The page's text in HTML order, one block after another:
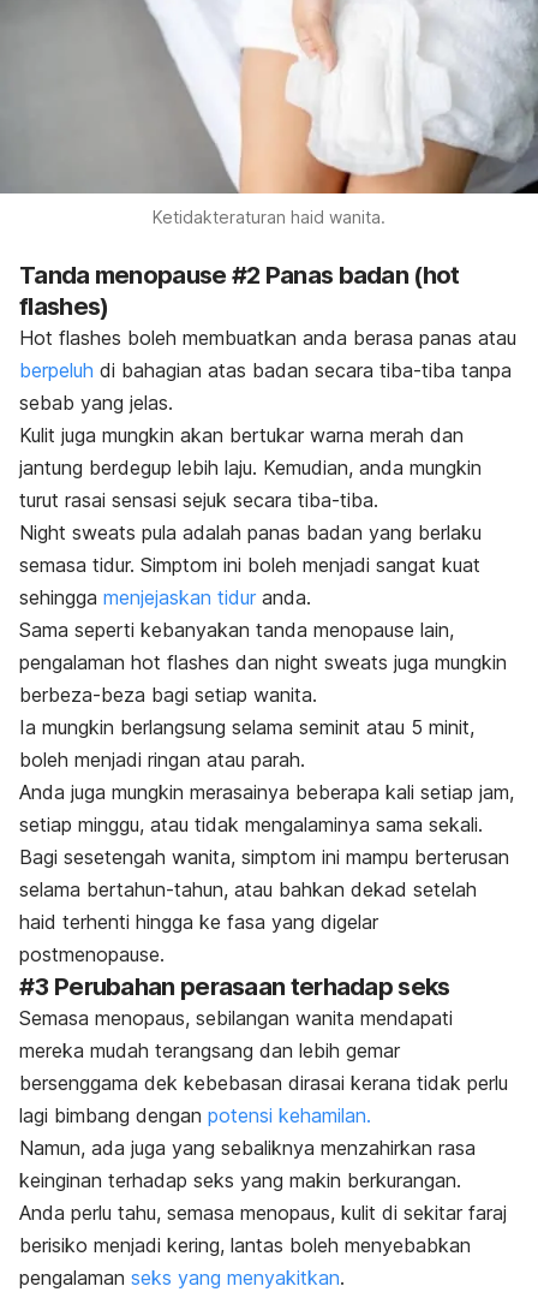
Ketidakteraturan haid wanita.
Tanda menopause #2 Panas badan (hot
flashes)
Hot flashes boleh membuatkan anda berasa panas atau
berpeluh di bahagian atas badan secara tiba-tiba tanpa
sebab yang jelas.
Kulit juga mungkin akan bertukar warna merah dan
jantung berdegup lebih laju. Kemudian, anda mungkin
turut rasai sensasi sejuk secara tiba-tiba.
Night sweats pula adalah panas badan yang berlaku
semasa tidur. Simptom ini boleh menjadi sangat kuat
sehingga menjejaskan tidur anda.
Sama seperti kebanyakan tanda menopause lain,
pengalaman hot flashes dan night sweats juga mungkin
berbeza-beza bagi setiap wanita.
Ia mungkin berlangsung selama seminit atau 5 minit,
boleh menjadi ringan atau parah.
Anda juga mungkin merasainya beberapa kali setiap jam,
setiap minggu, atau tidak mengalaminya sama sekali.
Bagi sesetengah wanita, simptom ini mampu berterusan
selama bertahun-tahun, atau bahkan dekad setelah
haid terhenti hingga ke fasa yang digelar
postmenopause.
#3 Perubahan perasaan terhadap seks
Semasa menopaus, sebilangan wanita mendapati
mereka mudah terangsang dan lebih gemar
bersenggama dek kebebasan dirasai kerana tidak perlu
lagi bimbang dengan potensi kehamilan.
Namun, ada juga yang sebaliknya menzahirkan rasa
keinginan terhadap seks yang makin berkurangan.
Anda perlu tahu, semasa menopaus, kulit di sekitar faraj
berisiko menjadi kering, lantas boleh menyebabkan
pengalaman seks yang menyakitkan.